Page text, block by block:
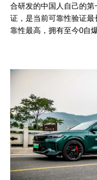
合研发的中国人自己的
证，是当前可靠性验证
靠性最高，拥有至今0自